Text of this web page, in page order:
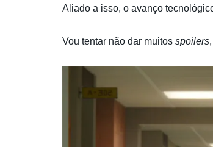
Aliado a isso, o avanço
Vou tentar não dar muitos spoilers